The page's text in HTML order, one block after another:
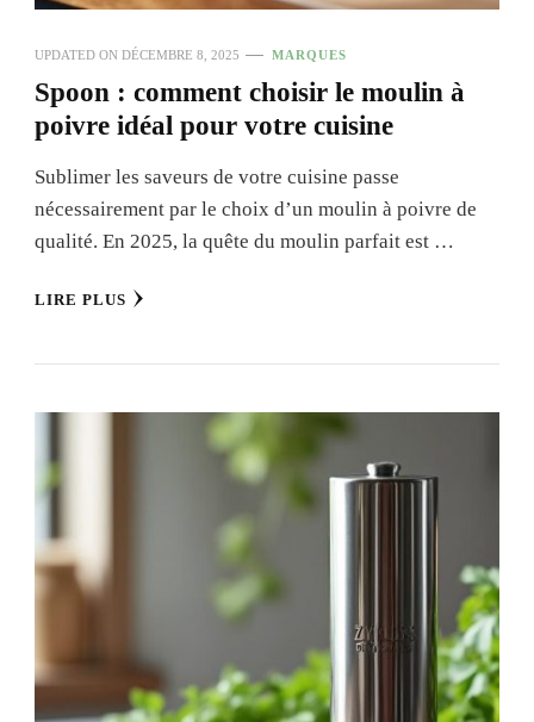
UPDATED ON DÉCEMBRE 8, 2025 MARQUES
Spoon : comment choisir le moulin à
poivre idéal pour votre cuisine
Sublimer les saveurs de votre cuisine passe
nécessairement par le choix d’un moulin à poivre de
qualité. En 2025, la quête du moulin parfait est …
LIRE PLUS